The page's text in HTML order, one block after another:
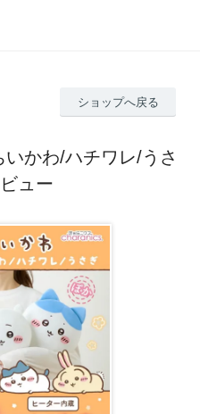
ショップへ戻る
かわ/ハチワレ/うさ
ュー